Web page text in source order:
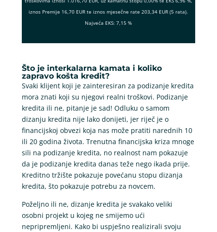
iznos Premije 16,70 EUR te iznos mjesečne rate 203,34 EUR (5 rata).
Najveća EKS: 7,15 %
Što je interkalarna kamata i koliko
zapravo košta kredit?
Svaki klijent koji je zainteresiran za podizanje kredita
mora znati koji su njegovi realni troškovi. Podizanje
kredita ili ne, pitanje je sad! Odluku o samom
dizanju kredita nije lako donijeti, jer riječ je o
financijskoj obvezi koja nas može pratiti narednih 10
ili 20 godina života. Trenutna financijska kriza mnoge
sili na podizanje kredita, no realnost nam pokazuje
da je podizanje kredita danas teže nego ikada prije.
Kreditno tržište pokazuje povećanu stopu dizanja
kredita, što pokazuje potrebu za novcem.
Poželjno ili ne, dizanje kredita je svakako veliki
osobni projekt u kojeg ne smijemo ući
nepripremljeni. Kako bi uspješno realizirali svoju